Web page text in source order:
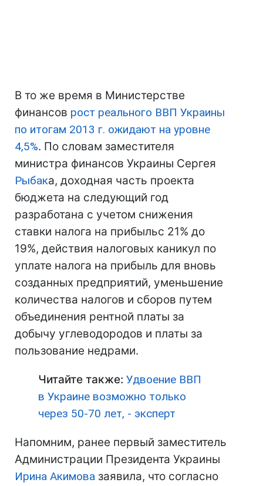
В то же время в Министерстве
финансов рост реального ВВП Украины
по итогам 2013 г. ожидают на уровне
4,5%. По словам заместителя
министра финансов Украины Сергея
Рыбака, доходная часть проекта
бюджета на следующий год
разработана с учетом снижения
ставки налога на прибыльс 21% до
19%, действия налоговых каникул по
уплате налога на прибыль для вновь
созданных предприятий, уменьшение
количества налогов и сборов путем
объединения рентной платы за
добычу углеводородов и платы за
пользование недрами.
Читайте также: Удвоение ВВП
в Украине возможно только
через 50-70 лет, - эксперт
Напомним, ранее первый заместитель
Администрации Президента Украины
Ирина Акимова заявила, что согласно